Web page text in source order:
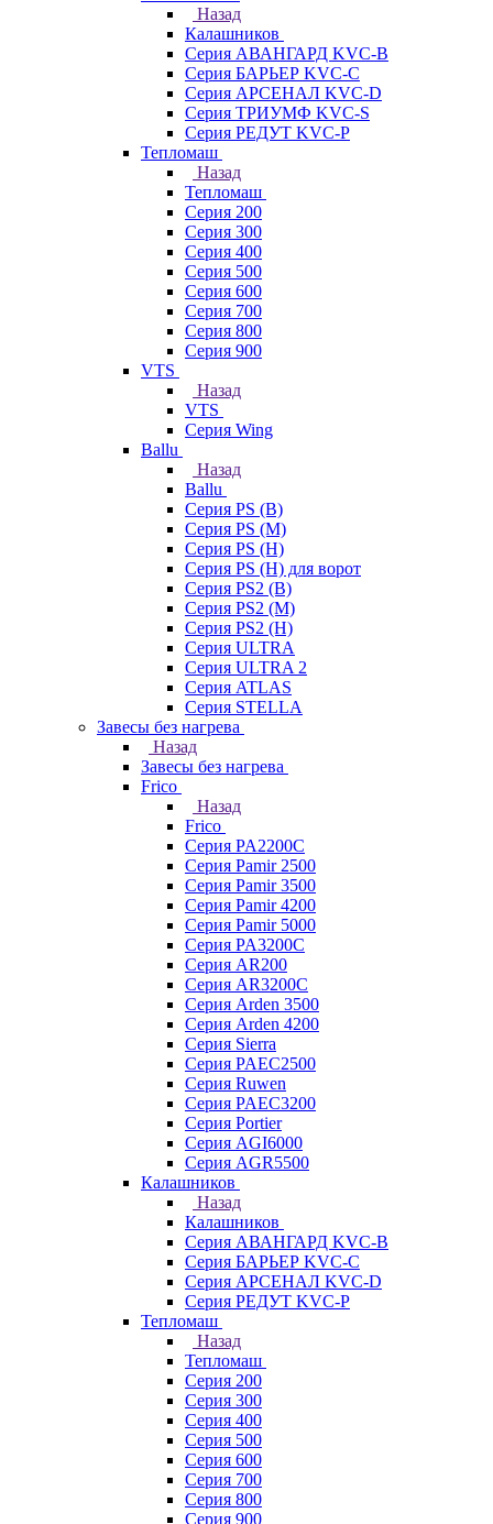
Назад
Калашников
Серия АВАНГАРД KVC-B
Серия БАРЬЕР KVC-C
Серия АРСЕНАЛ KVC-D
Серия ТРИУМФ KVC-S
Серия РЕДУТ KVC-P
Тепломаш
Назад
Тепломаш
Серия 200
Серия 300
Серия 400
Серия 500
Серия 600
Серия 700
Серия 800
Серия 900
VTS
Назад
VTS
Серия Wing
Ballu
Назад
Ballu
Серия PS (B)
Серия PS (M)
Серия PS (H)
Серия PS (H) для ворот
Серия PS2 (B)
Серия PS2 (M)
Серия PS2 (H)
Серия ULTRA
Серия ULTRA 2
Серия ATLAS
Серия STELLA
Завесы без нагрева
Назад
Завесы без нагрева
Frico
Назад
Frico
Серия PA2200C
Серия Pamir 2500
Серия Pamir 3500
Серия Pamir 4200
Серия Pamir 5000
Серия PA3200C
Серия AR200
Серия AR3200C
Серия Arden 3500
Серия Arden 4200
Серия Sierra
Серия PAEC2500
Серия Ruwen
Серия PAEC3200
Серия Portier
Серия AGI6000
Серия AGR5500
Калашников
Назад
Калашников
Серия АВАНГАРД KVC-B
Серия БАРЬЕР KVC-C
Серия АРСЕНАЛ KVC-D
Серия РЕДУТ KVC-P
Тепломаш
Назад
Тепломаш
Серия 200
Серия 300
Серия 400
Серия 500
Серия 600
Серия 700
Серия 800
Серия 900